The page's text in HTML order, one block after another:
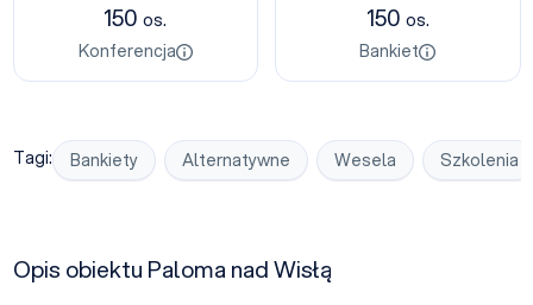
150os.
Konferencja
150 os.
Bankiet
Tagi: Bankiety Alternatywne Wesela Szkolenia
Opis obiektu Paloma nad Wisłą